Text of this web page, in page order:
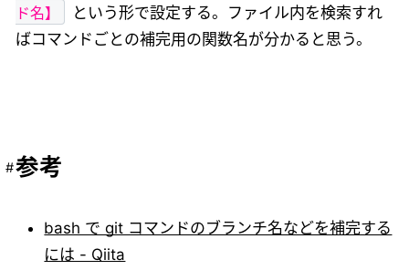
ド名】
という形で設定する。ファイル内を検索すれ
ばコマンドごとの補完用の関数名が分かると思う。
参考
bash で git コマンドのブランチ名などを補完する
には - Qiita